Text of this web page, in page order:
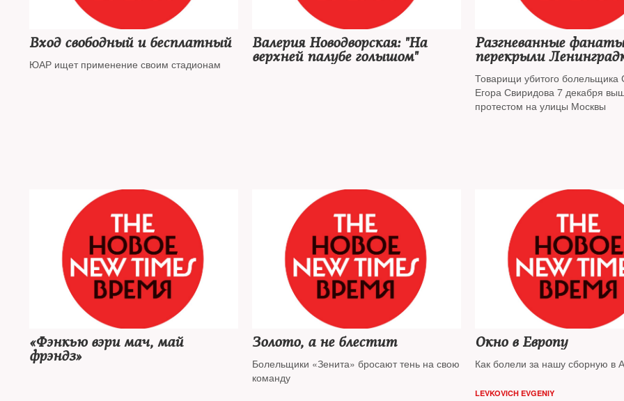
Вход свободный и бесплатный
ЮАР ищет применение своим стадионам
Валерия Новодворская: "На
верхней палубе голышом"
Разгневанные фанаты
перекрыли
Товарищи убитого болельщика
Егора Свиридова 7 декабря
протестом на улицы Москвы
«Фэнкью вэри мач, май
фрэндз»
Золото, а не блестит
Болельщики «Зенита» бросают тень на свою
команду
Окно в Европу
Как болели за нашу сборную в
LEVKOVICH EVGENIY